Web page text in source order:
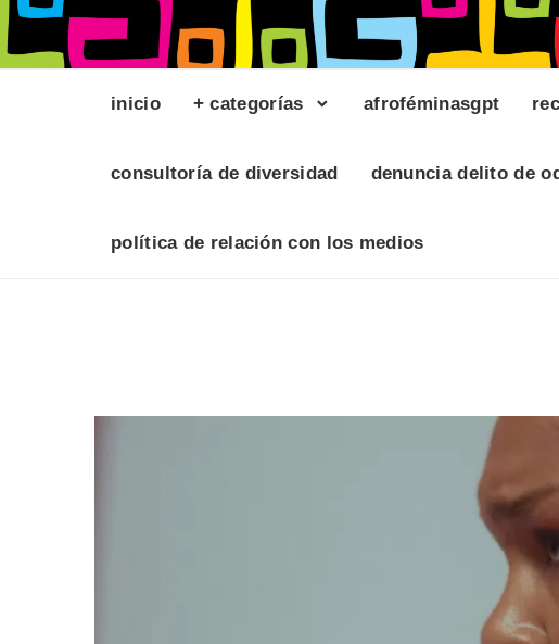
inicio + categorías afroféminasgpt
consultoría de diversidad denuncia delito de
política de relación con los medios